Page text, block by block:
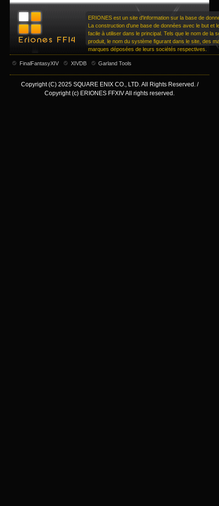
ERIONES est un site d'information sur la base de
La construction d'une base de données avec le but et
facile à utiliser dans le principal. Tels que le nom de la
produit, le nom du système figurant dans le site, des
marques déposées de leurs sociétés respectives.
FinalFantasyXIV XIVDB Garland Tools
Copyright (C) 2025 SQUARE ENIX CO., LTD. All Rights Reserved. /
Copyright (c) ERIONES FFXIV All rights reserved.